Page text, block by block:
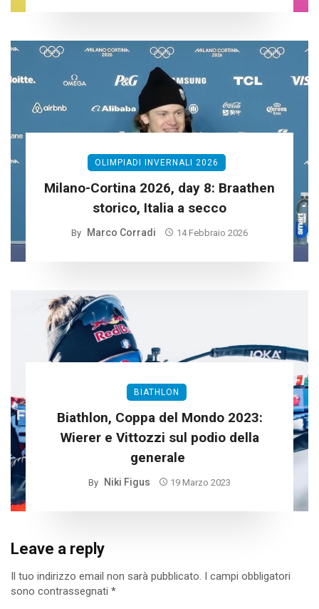
OLIMPIADI INVERNALI 2026
Milano-Cortina 2026, day 8: Braathen
storico, Italia a secco
By Marco Corradi 14 Febbraio 2026
BIATHLON
Biathlon, Coppa del Mondo 2023:
Wierer e Vittozzi sul podio della
generale
By Niki Figus 19 Marzo 2023
Leave a reply
Il tuo indirizzo email non sarà pubblicato. I campi obbligatori
sono contrassegnati *